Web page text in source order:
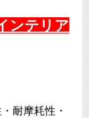
ンテリア
耐摩耗性・